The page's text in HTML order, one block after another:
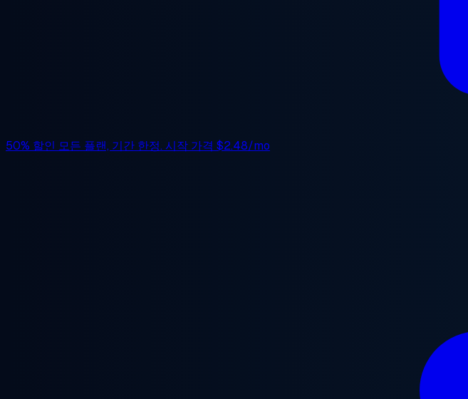
50% 할인 모든 플랜, 기간 한정. 시작 가격 $2.48/mo